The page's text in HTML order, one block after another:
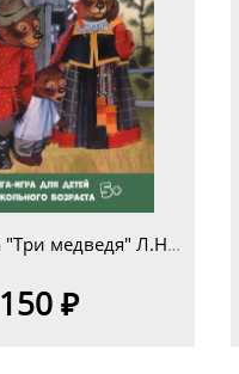
Книга - игра "Три медведя" Л.Н.Толстой для детей дошкольного возраста 5+
150 ₽